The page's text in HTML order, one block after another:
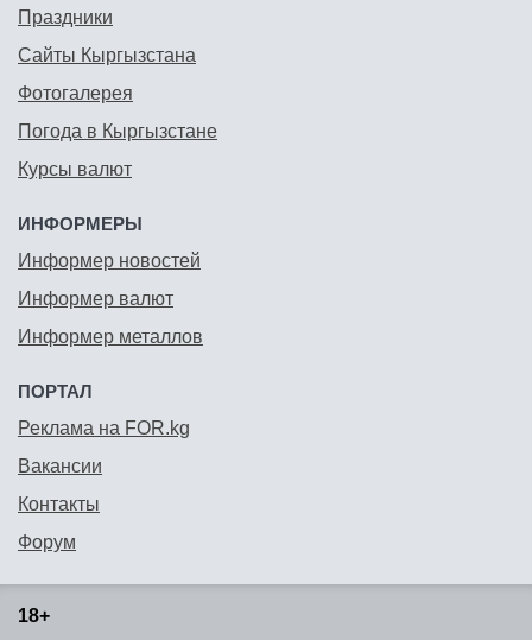
Праздники
Сайты Кыргызстана
Фотогалерея
Погода в Кыргызстане
Курсы валют
ИНФОРМЕРЫ
Информер новостей
Информер валют
Информер металлов
ПОРТАЛ
Реклама на FOR.kg
Вакансии
Контакты
Форум
18+